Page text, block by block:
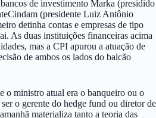
de investimento Marka (presidido
(presidente Luiz Antônio
detinha contas e empresas de tipo
As duas instituições financeiras acima
mas a CPI apurou a atuação de
de ambos os lados do balcão
o ministro atual era o banqueiro ou o
o gerente do hedge fund ou diretor de
materializa tanto a teoria das